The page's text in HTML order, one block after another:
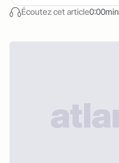
Écoutez cet article0:00min